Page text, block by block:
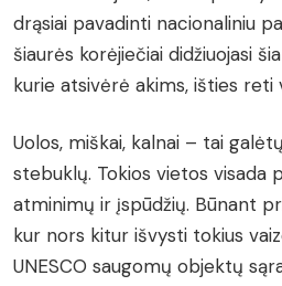
drąsiai pavadinti nacionaliniu
šiaurės korėjiečiai didžiuojasi
kurie atsivėrė akims, išties reti
Uolos, miškai, kalnai – tai
stebuklų. Tokios vietos visada
atminimų ir įspūdžių. Būnant
kur nors kitur išvysti tokius
UNESCO saugomų objektų